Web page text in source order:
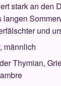
stark an den
und
männlich
Thymian,